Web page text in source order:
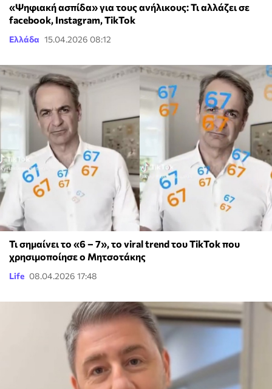
«Ψηφιακή ασπίδα» για τους ανήλικους: Τι αλλάζει σε
facebook, Instagram, TikTok
Ελλάδα 15.04.2026 08:12
Τι σημαίνει το «6 – 7», το viral trend του TikTok που
χρησιμοποίησε ο Μητσοτάκης
Life 08.04.2026 17:48